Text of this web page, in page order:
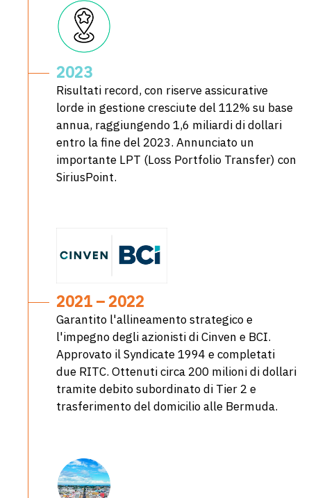
2023
Risultati record, con riserve assicurative
lorde in gestione cresciute del 112% su base
annua, raggiungendo 1,6 miliardi di dollari
entro la fine del 2023. Annunciato un
importante LPT (Loss Portfolio Transfer) con
SiriusPoint.
2021 – 2022
Garantito l'allineamento strategico e
l'impegno degli azionisti di Cinven e BCI.
Approvato il Syndicate 1994 e completati
due RITC. Ottenuti circa 200 milioni di dollari
tramite debito subordinato di Tier 2 e
trasferimento del domicilio alle Bermuda.